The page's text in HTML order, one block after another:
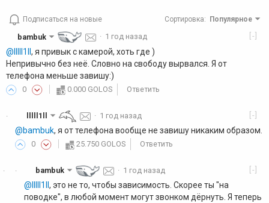
Подписаться на новые Сортировка: Популярное
[-]
bambuk · 1 год назад
@lllll1ll , я привык с камерой, хоть где )
Непривычно без неё. Словно на свободу вырвался. Я от
телефона меньше завишу:)
0 0.000 GOLOS Ответить
· [-]
lllll1ll · 1 год назад
@bambuk, я от телефона вообще не завишу никаким образом.
0 25.750 GOLOS Ответить
·
· [-]
bambuk · 1 год назад
@lllll1ll , это не то, чтобы зависимость. Скорее ты "на
поводке", в любой момент могут звонком дёрнуть. Я теперь